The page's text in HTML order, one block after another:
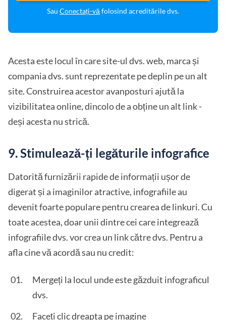
Sau Conectați-vă folosind acreditările dvs.
Acesta este locul în care site-ul dvs. web, marca și
compania dvs. sunt reprezentate pe deplin pe un alt
site. Construirea acestor avanposturi ajută la
vizibilitatea online, dincolo de a obține un alt link -
deși acesta nu strică.
9. Stimulează-ți legăturile infografice
Datorită furnizării rapide de informații ușor de
digerat și a imaginilor atractive, infografiile au
devenit foarte populare pentru crearea de linkuri. Cu
toate acestea, doar unii dintre cei care integrează
infografiile dvs. vor crea un link către dvs. Pentru a
afla cine vă acordă sau nu credit:
Mergeți la locul unde este găzduit infograficul
dvs.
Faceți clic dreapta pe imagine